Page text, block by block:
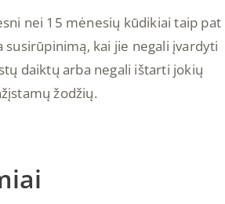
nei 15 mėnesių kūdikiai taip pat
susirūpinimą, kai jie negali įvardyti
daiktų arba negali ištarti jokių
žodžių.